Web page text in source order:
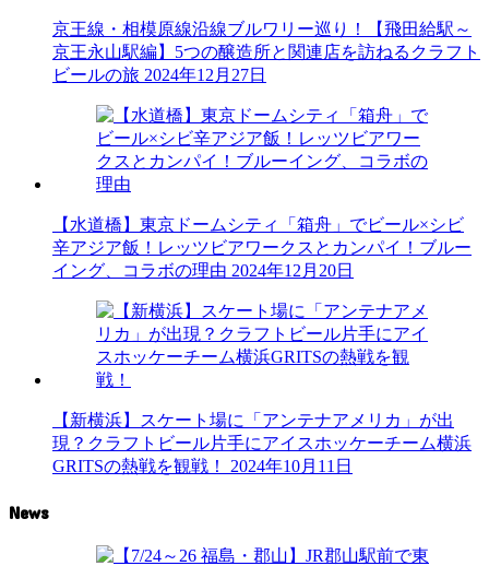
京王線・相模原線沿線ブルワリー巡り！【飛田給駅～
京王永山駅編】5つの醸造所と関連店を訪ねるクラフト
ビールの旅 2024年12月27日
【水道橋】東京ドームシティ「箱舟」でビール×シビ
辛アジア飯！レッツビアワークスとカンパイ！ブルー
イング、コラボの理由 2024年12月20日
【新横浜】スケート場に「アンテナアメリカ」が出
現？クラフトビール片手にアイスホッケーチーム横浜
GRITSの熱戦を観戦！
2024年10月11日
News